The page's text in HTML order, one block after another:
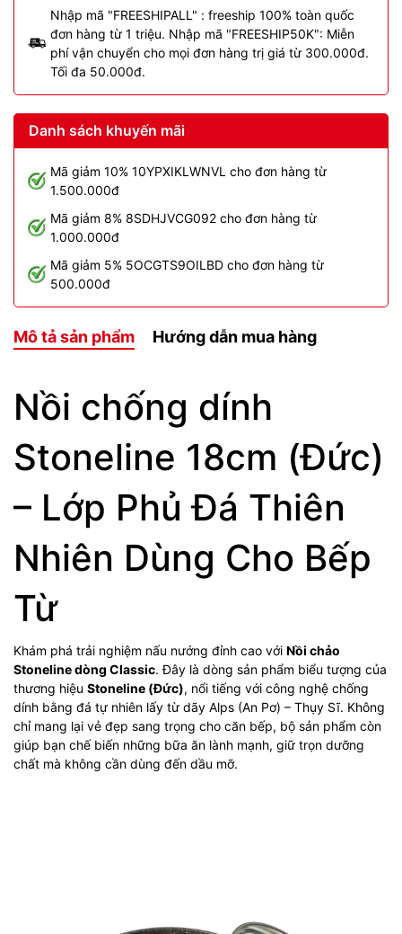
Nhập mã "FREESHIPALL" : freeship 100% toàn quốc
đơn hàng từ 1 triệu. Nhập mã "FREESHIP50K": Miễn
phí vận chuyển cho mọi đơn hàng trị giá từ 300.000đ.
Tối đa 50.000đ.
Danh sách khuyến mãi
Mã giảm 10% 10YPXIKLWNVL cho đơn hàng từ
1.500.000đ
Mã giảm 8% 8SDHJVCG092 cho đơn hàng từ
1.000.000đ
Mã giảm 5% 5OCGTS9OILBD cho đơn hàng từ
500.000đ
Mô tả sản phẩm Hướng dẫn mua hàng
Nồi chống dính
Stoneline 18cm (Đức)
– Lớp Phủ Đá Thiên
Nhiên Dùng Cho Bếp
Từ
Khám phá trải nghiệm nấu nướng đỉnh cao với Nồi chảo
Stoneline dòng Classic. Đây là dòng sản phẩm biểu tượng của
thương hiệu Stoneline (Đức), nổi tiếng với công nghệ chống
dính bằng đá tự nhiên lấy từ dãy Alps (An Pơ) – Thụy Sĩ. Không
chỉ mang lại vẻ đẹp sang trọng cho căn bếp, bộ sản phẩm còn
giúp bạn chế biến những bữa ăn lành mạnh, giữ trọn dưỡng
chất mà không cần dùng đến dầu mỡ.